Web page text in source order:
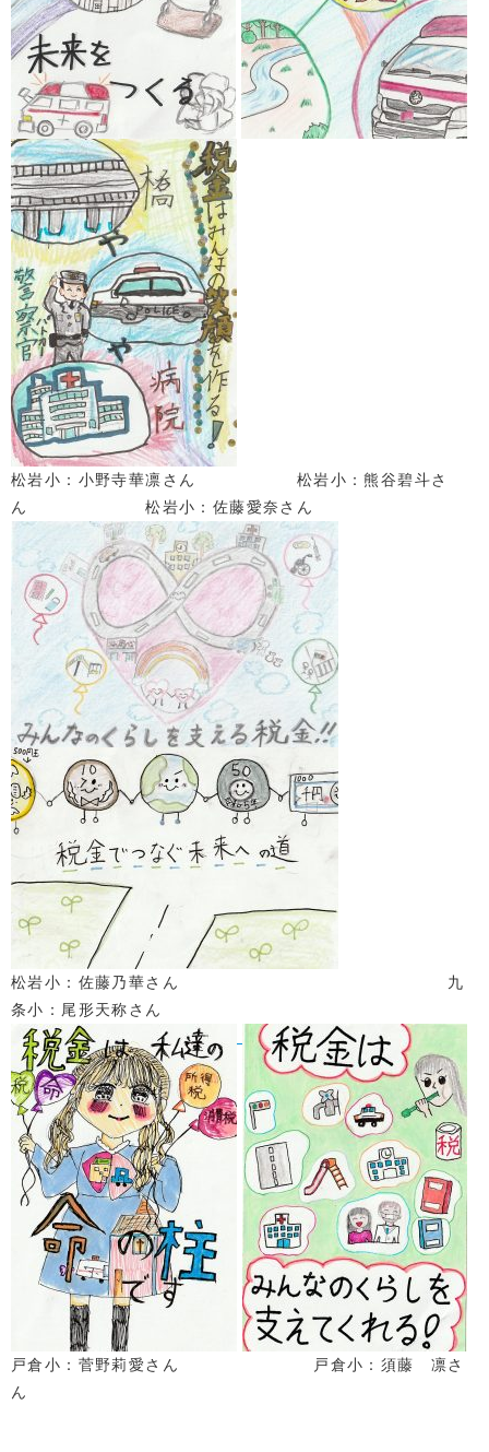
松岩小：小野寺華凛さん 松岩小：熊谷碧斗さ
ん 松岩小：佐藤愛奈さん
松岩小：佐藤乃華さん 九
条小：尾形天称さん
戸倉小：菅野莉愛さん 戸倉小：須藤 凛さ
ん